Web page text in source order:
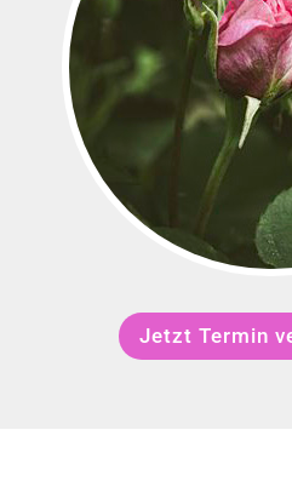
Jetzt Termin